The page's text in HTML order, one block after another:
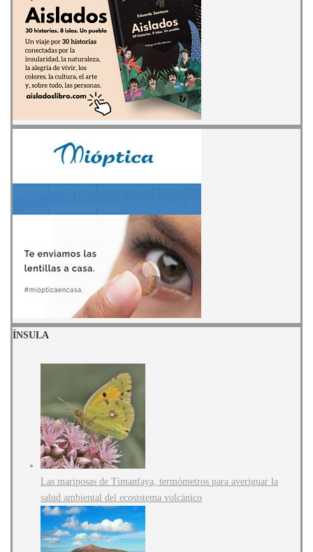
ÍNSULA
Las mariposas de Timanfaya, termómetros para averiguar la
salud ambiental del ecosistema volcánico